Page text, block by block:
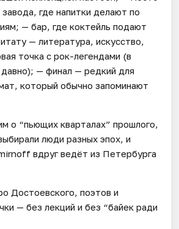
завода, где напитки делают по
— бар, где коктейль подают
— литература, искусство,
точка с рок-легендами (в
— финал — редкий для
который обычно запоминают
о “пьющих кварталах” прошлого,
люди разных эпох, и
вдруг ведёт из Петербурга
Достоевского, поэтов и
— без лекций и без “байек ради